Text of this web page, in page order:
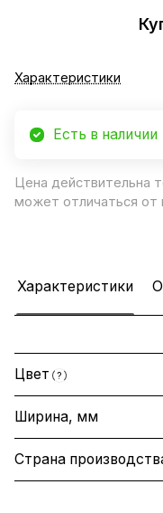
Характеристики
Есть в наличии
Цена действительна
может отличаться от
Характеристики
Цвет ?
Ширина, мм
Страна